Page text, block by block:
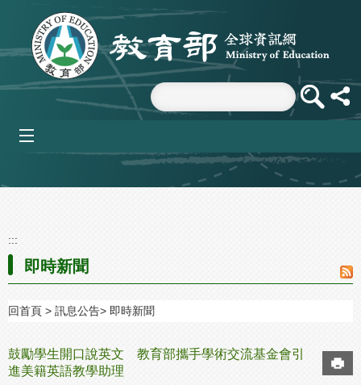
跳到主要內容區塊
:::
即時新聞
回首頁 訊息公告 即時新聞
鼓勵學生開口說英文 教育部攜手學術交流基金會引
進美籍英語教學助理